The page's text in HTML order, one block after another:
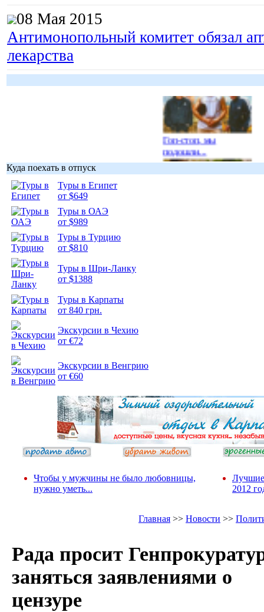
08 Мая 2015
Антимонопольный комитет обязал
лекарства
Гоп-стоп, мы
подошли...
Куда поехать в отпуск
Туры в Египет
от $649
Туры в ОАЭ
от $989
Туры в Турцию
от $810
Туры в Шри-Ланку
от $1388
Туры в Карпаты
от 840 грн.
Экскурсии в Чехию
от €72
Экскурсии в Венгрию
от €60
Чтобы у мужчины не было любовницы,
нужно уметь...
Лучшие
2012
Главная >> Новости >>
Рада просит
заняться заявлениями о
цензуре